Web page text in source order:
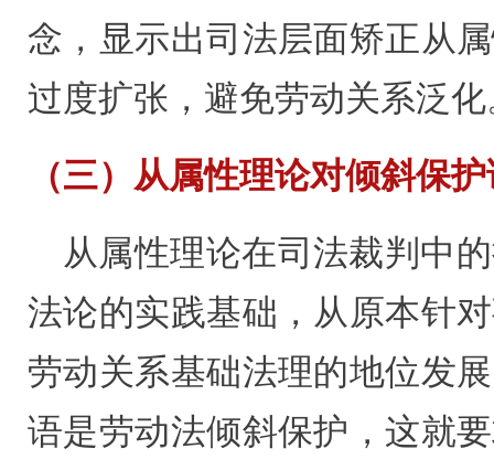
念，显示出司法层面矫正从
过度扩张，避免劳动关系泛化
（三）从属性理论对倾斜保
从属性理论在司法裁判中
法论的实践基础，从原本针
劳动关系基础法理的地位发
语是劳动法倾斜保护，这就